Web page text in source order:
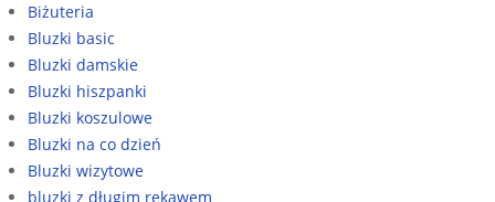
Biżuteria
Bluzki basic
Bluzki damskie
Bluzki hiszpanki
Bluzki koszulowe
Bluzki na co dzień
Bluzki wizytowe
bluzki z długim rękawem